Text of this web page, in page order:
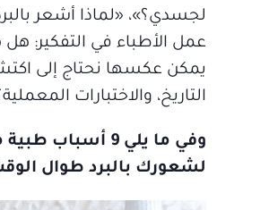
لجسدي؟»، «لماذا أشعر
عمل الأطباء في التفكير:
يمكن عكسها نحتاج إلى
التاريخ، والاختبارات
وفي ما يلي 9 أسباب
لشعورك بالبرد طوال